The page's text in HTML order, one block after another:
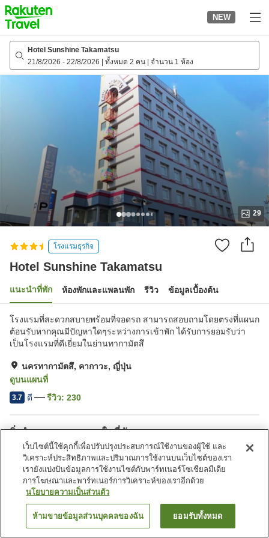
to
top
page
NEW
Hotel Sunshine Takamatsu
21/8/2026 - 22/8/2026 ทั้งหมด 2 คน จำนวน 1 ห้อง
29
โรงแรมธุรกิจ
Hotel Sunshine Takamatsu
แนะนำที่พัก ห้องพักและแพลนพัก รีวิว ข้อมูลเบื้องต้น
โรงแรมที่สะดวกสบายพร้อมที่จอดรถ สามารถสอบถามโดยตรงที่แผนก
ต้อนรับหากคุณมีปัญหาใดๆระหว่างการเข้าพัก ได้รับการยอมรับว่า
เป็นโรงแรมที่ดีเยี่ยมในย่านทากามัตสึ
นครทากามัตสึ, คากาวะ, ญี่ปุ่น
ดูบนแผนที่
3.7 ดี รีวิว: 230
สิ่งอำนวยความสะดวกในที่พัก
ที่จอดรถ
สปา/บิวตี้ซาลอน
ร้านอาหาร
คาเฟ่
หน้าแรก ญี่ปุ่น คากาวะ
Hotel Sunshine Takamatsu
ค้นหาห้องพัก
เว็บไซต์นี้ใช้คุกกี้เพื่อปรับปรุงประสบการณ์ใช้งานของผู้ใช้ และ
วิเคราะห์ประสิทธิภาพและปริมาณการใช้งานบนเว็บไซต์ของเรา
เรายังแบ่งปันข้อมูลการใช้งานไซต์กับพาร์ทเนอร์โซเชียลมีเดีย
การโฆษณาและพาร์ทเนอร์การวิเคราะห์ของเราอีกด้วย
นโยบายความเป็นส่วนตัว
ห้ามขายข้อมูลส่วนบุคคลของฉัน ยอมรับทั้งหมด